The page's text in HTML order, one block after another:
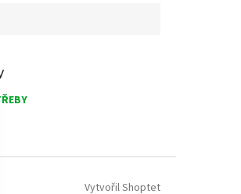
Vytvořil Shoptet